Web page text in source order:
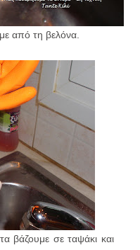
από τη βελόνα.
βάζουμε σε ταψάκι και